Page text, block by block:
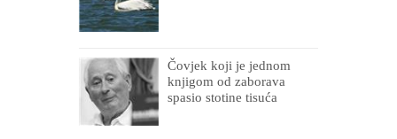
Čovjek koji je jednom
knjigom od zaborava
spasio stotine tisuća